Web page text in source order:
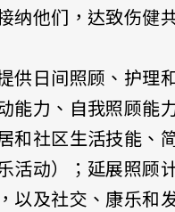
纳他们，达致伤健
供日间照顾、护理
能力、自我照顾能
和社区生活技能、
活动）；延展照顾
以及社交、康乐和